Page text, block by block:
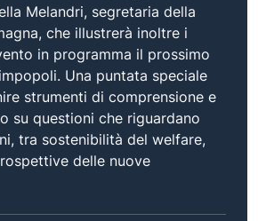
Melandri, segretaria della
che illustrerà inoltre i
in programma il prossimo
Una puntata speciale
strumenti di comprensione e
su questioni che riguardano
tra sostenibilità del welfare,
delle nuove